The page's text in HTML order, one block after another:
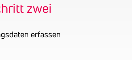
zwei
erfassen